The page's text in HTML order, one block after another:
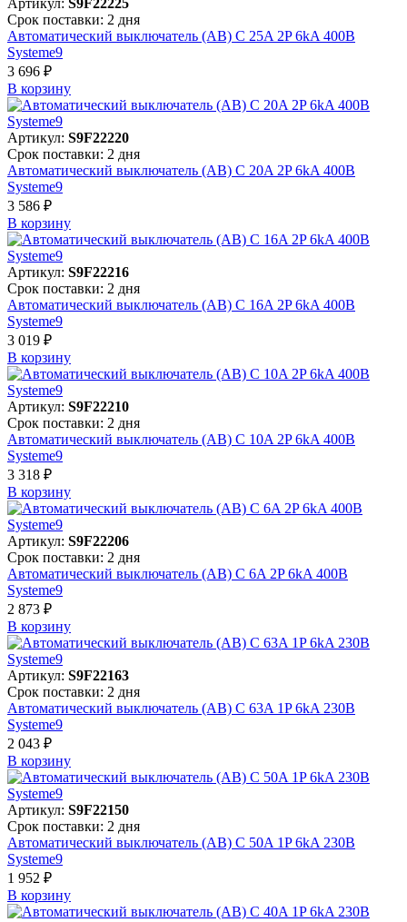
Артикул: S9F22225
Срок поставки: 2 дня
Автоматический выключатель (АВ) C 25A 2P 6kA 400В
Systeme9
3 696 ₽
В корзинy
Артикул: S9F22220
Срок поставки: 2 дня
Автоматический выключатель (АВ) C 20A 2P 6kA 400В
Systeme9
3 586 ₽
В корзинy
Артикул: S9F22216
Срок поставки: 2 дня
Автоматический выключатель (АВ) C 16A 2P 6kA 400В
Systeme9
3 019 ₽
В корзинy
Артикул: S9F22210
Срок поставки: 2 дня
Автоматический выключатель (АВ) C 10A 2P 6kA 400В
Systeme9
3 318 ₽
В корзинy
Артикул: S9F22206
Срок поставки: 2 дня
Автоматический выключатель (АВ) C 6A 2P 6kA 400В
Systeme9
2 873 ₽
В корзинy
Артикул: S9F22163
Срок поставки: 2 дня
Автоматический выключатель (АВ) C 63A 1P 6kA 230В
Systeme9
2 043 ₽
В корзинy
Артикул: S9F22150
Срок поставки: 2 дня
Автоматический выключатель (АВ) C 50A 1P 6kA 230В
Systeme9
1 952 ₽
В корзинy